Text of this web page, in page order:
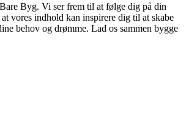
Byg. Vi ser frem til at følge dig på din
vores indhold kan inspirere dig til at skabe
behov og drømme. Lad os sammen bygge